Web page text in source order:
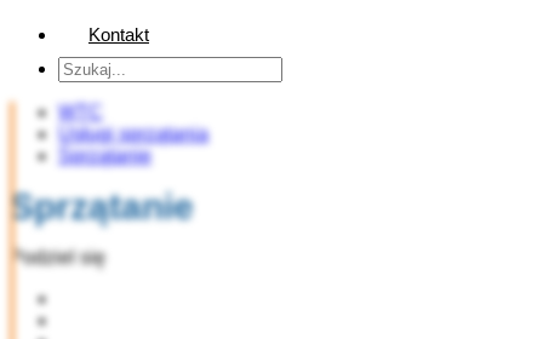
Kontakt
WTC
Usługi sprzątania
Sprzątanie
Sprzątanie
Podziel się